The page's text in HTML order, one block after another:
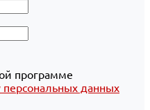
программе
персональных данных